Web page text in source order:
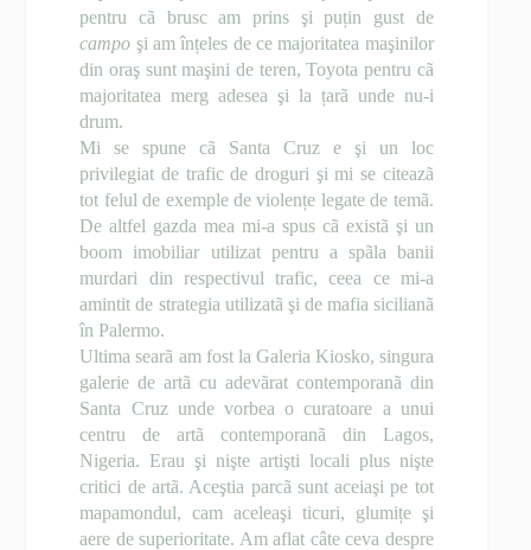
pentru cã brusc am prins şi puțin gust de
campo şi am înțeles de ce majoritatea maşinilor
din oraş sunt maşini de teren, Toyota pentru cã
majoritatea merg adesea şi la țarã unde nu-i
drum.
Mi se spune cã Santa Cruz e şi un loc
privilegiat de trafic de droguri şi mi se citeazã
tot felul de exemple de violențe legate de temã.
De altfel gazda mea mi-a spus cã existã şi un
boom imobiliar utilizat pentru a spãla banii
murdari din respectivul trafic, ceea ce mi-a
amintit de strategia utilizatã şi de mafia sicilianã
în Palermo.
Ultima searã am fost la Galeria Kiosko, singura
galerie de artã cu adevãrat contemporanã din
Santa Cruz unde vorbea o curatoare a unui
centru de artã contemporanã din Lagos,
Nigeria. Erau şi nişte artişti locali plus nişte
critici de artã. Aceştia parcã sunt aceiaşi pe tot
mapamondul, cam aceleaşi ticuri, glumițe şi
aere de superioritate. Am aflat câte ceva despre